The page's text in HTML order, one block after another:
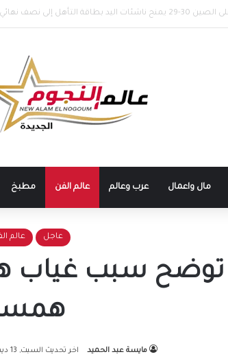
صلاح مع طرابزون سبور يشعل الأجواء.. بداية مرحلة
مال واعمال عرب وعالم عالم الفن مطبخ
عاجل عالم
سبب غياب
مايسة عبد الحميد اخر تحديث السبت, 13 ديسمبر 2025, 8:40 مساءً